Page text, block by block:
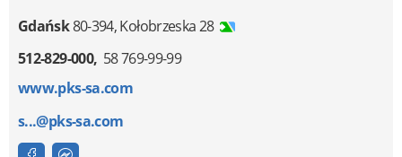
Gdańsk80-394,Kołobrzeska 28
512-829-000 58 769-99-99
www.pks-sa.com
s...@pks-sa.com